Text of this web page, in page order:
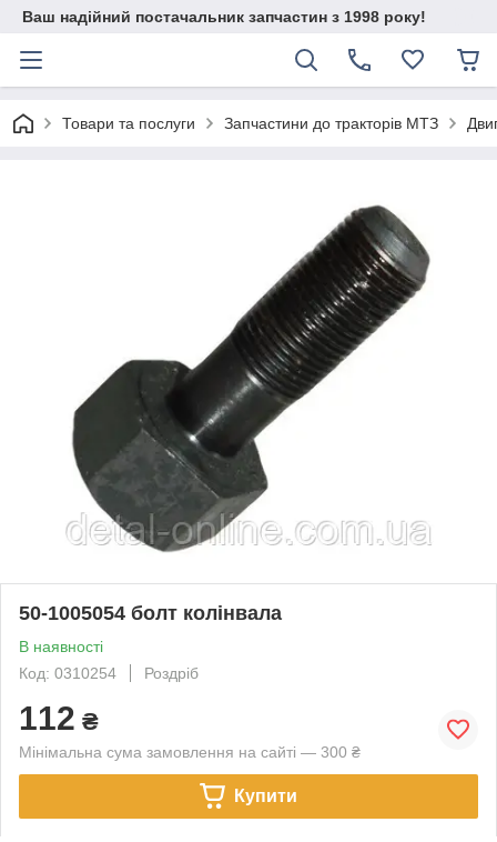
Ваш надійний постачальник запчастин з 1998 року!
Товари та послуги Запчастини до тракторів МТЗ
50-1005054 болт колінвала
В наявності
Код: 0310254
Роздріб
112 ₴
Мінімальна сума замовлення на сайті — 300 ₴
Купити